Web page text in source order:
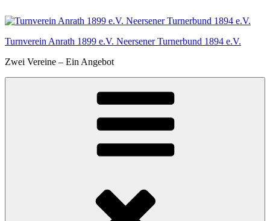
Inhalt
Turnverein Anrath 1899 e.V. Neersener Turnerbund 1894 e.V.
Zwei Vereine – Ein Angebot